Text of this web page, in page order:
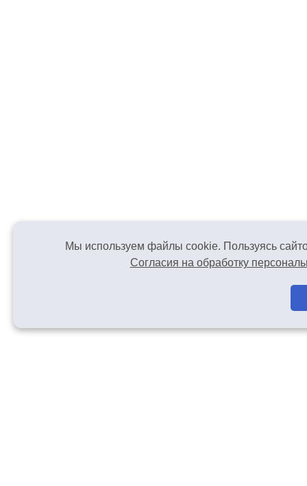
Мы используем файлы cookie. Пользуясь
Согласия на обработку